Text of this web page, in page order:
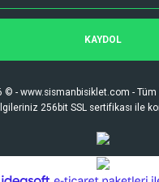
KAYDOL
- www.sismanbisiklet.com - Tüm
256bit SSL sertifikası ile
ideasoft